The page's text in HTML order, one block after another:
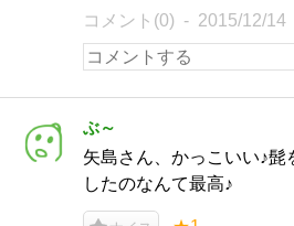
コメント(0) 2015/12/14
ぶ～
矢島さん、かっこいい♪髭
したのなんて最高♪